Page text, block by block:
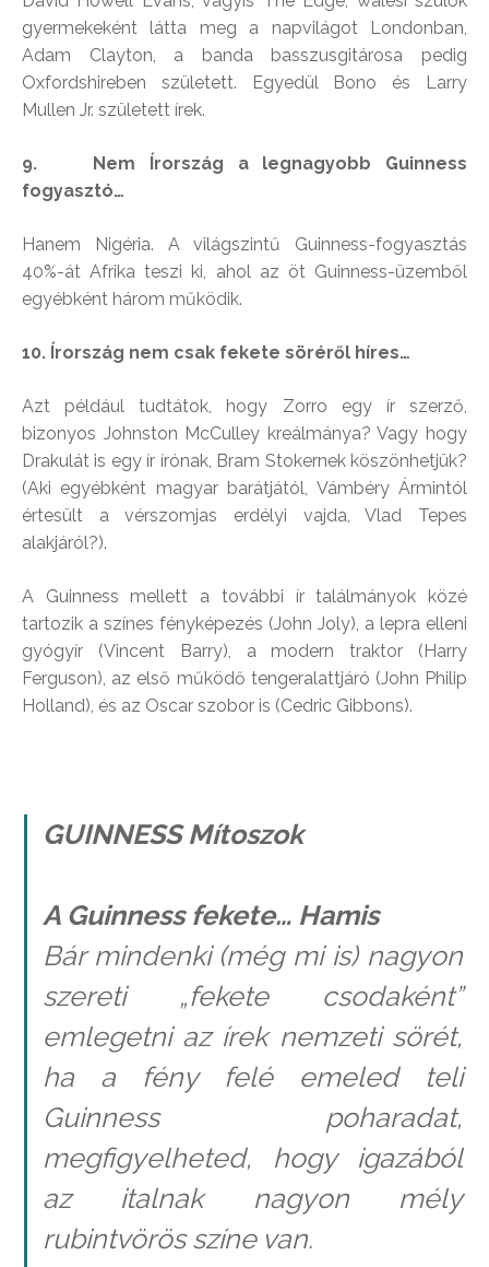
gyermekeként látta meg a napvilágot Londonban,
Adam Clayton, a banda basszusgitárosa pedig
Oxfordshireben született. Egyedül Bono és Larry
Mullen Jr. született írek.
9. Nem Írország a legnagyobb Guinness
fogyasztó…
Hanem Nigéria. A világszintű Guinness-fogyasztás
40%-át Afrika teszi ki, ahol az öt Guinness-üzemből
egyébként három működik.
10. Írország nem csak fekete söréről híres…
Azt például tudtátok, hogy Zorro egy ír szerző,
bizonyos Johnston McCulley kreálmánya? Vagy hogy
Drakulát is egy ír írónak, Bram Stokernek köszönhetjük?
(Aki egyébként magyar barátjától, Vámbéry Ármintól
értesült a vérszomjas erdélyi vajda, Vlad Tepes
alakjáról?).
A Guinness mellett a további ír találmányok közé
tartozik a színes fényképezés (John Joly), a lepra elleni
gyógyír (Vincent Barry), a modern traktor (Harry
Ferguson), az első működő tengeralattjáró (John Philip
Holland), és az Oscar szobor is (Cedric Gibbons).
GUINNESS Mítoszok
A Guinness fekete… Hamis
Bár mindenki (még mi is) nagyon
szereti „fekete csodaként”
emlegetni az írek nemzeti sörét,
ha a fény felé emeled teli
Guinness poharadat,
megfigyelheted, hogy igazából
az italnak nagyon mély
rubintvörös színe van.